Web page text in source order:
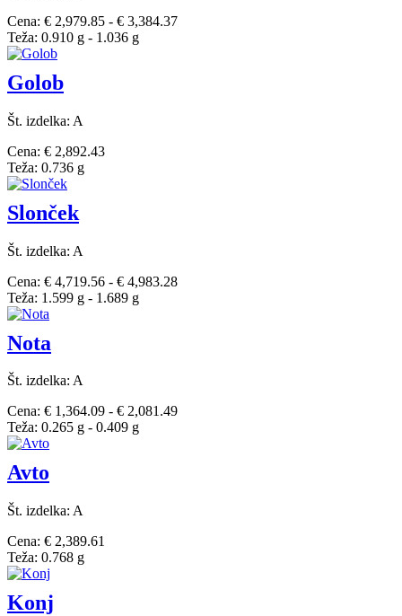
Cena: € 2,979.85 - € 3,384.37
Teža: 0.910 g - 1.036 g
Golob
Št. izdelka: A
Cena: € 2,892.43
Teža: 0.736 g
Slonček
Št. izdelka: A
Cena: € 4,719.56 - € 4,983.28
Teža: 1.599 g - 1.689 g
Nota
Št. izdelka: A
Cena: € 1,364.09 - € 2,081.49
Teža: 0.265 g - 0.409 g
Avto
Št. izdelka: A
Cena: € 2,389.61
Teža: 0.768 g
Konj